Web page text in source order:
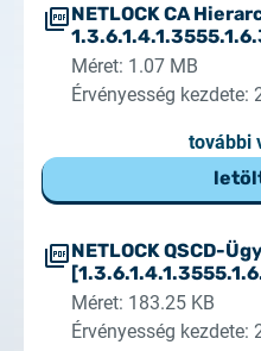
NETLOCK CA
Méret: 1.07 MB
Érvényesség kezdete:
további
NETLOCK QSCD-
Méret: 183.25 KB
Érvényesség kezdete: